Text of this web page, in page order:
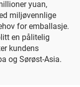
yuan,
miljøvennlige
for emballasje.
en pålitelig
kundens
og Sørøst-Asia.